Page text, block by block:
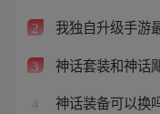
2 我独自升级手游
3 神话套装和神话
4 神话装备可以换